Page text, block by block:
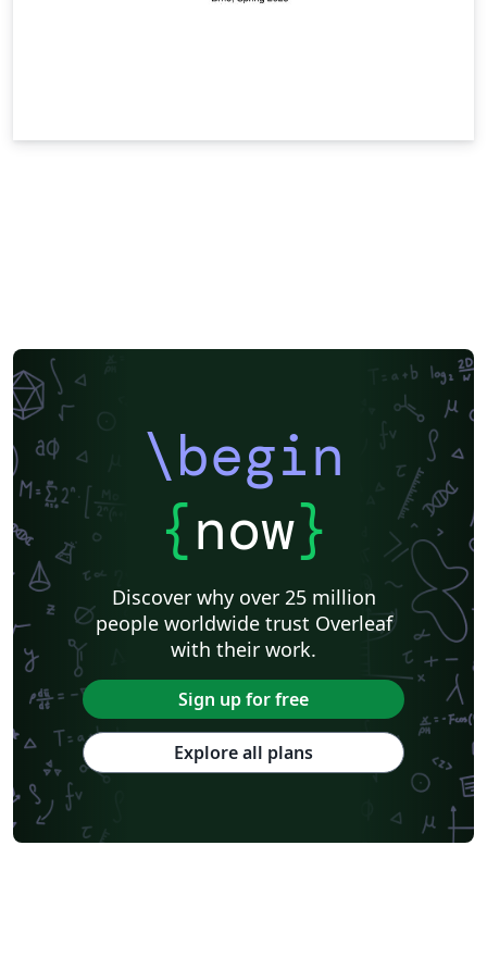
\begin
{now}
Discover why over 25 million
people worldwide trust Overleaf
with their work.
Sign up for free
Explore all plans